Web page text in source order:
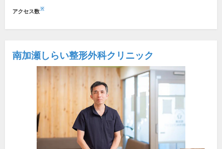
アクセス数※
南加瀬しらい整形外科クリニック